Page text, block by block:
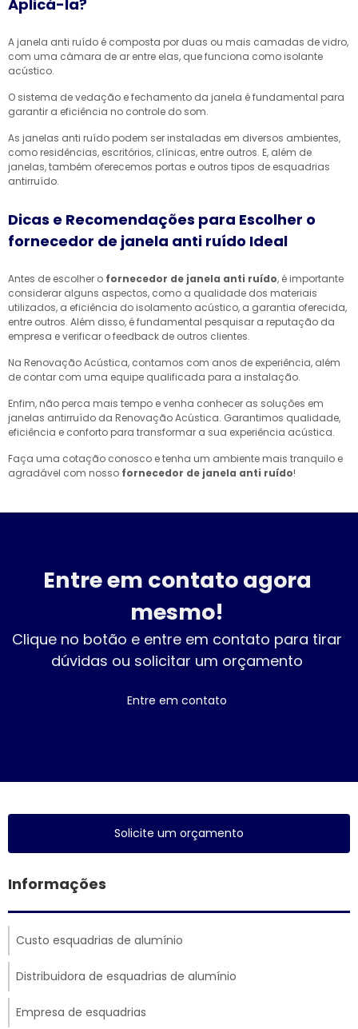
Aplicá-la?
A janela anti ruído é composta por duas ou mais camadas de vidro,
com uma câmara de ar entre elas, que funciona como isolante
acústico.
O sistema de vedação e fechamento da janela é fundamental para
garantir a eficiência no controle do som.
As janelas anti ruído podem ser instaladas em diversos ambientes,
como residências, escritórios, clínicas, entre outros. E, além de
janelas, também oferecemos portas e outros tipos de esquadrias
antirruído.
Dicas e Recomendações para Escolher o
fornecedor de janela anti ruído Ideal
Antes de escolher o fornecedor de janela anti ruído, é importante
considerar alguns aspectos, como a qualidade dos materiais
utilizados, a eficiência do isolamento acústico, a garantia oferecida,
entre outros. Além disso, é fundamental pesquisar a reputação da
empresa e verificar o feedback de outros clientes.
Na Renovação Acústica, contamos com anos de experiência, além
de contar com uma equipe qualificada para a instalação.
Enfim, não perca mais tempo e venha conhecer as soluções em
janelas antirruído da Renovação Acústica. Garantimos qualidade,
eficiência e conforto para transformar a sua experiência acústica.
Faça uma cotação conosco e tenha um ambiente mais tranquilo e
agradável com nosso fornecedor de janela anti ruído!
Entre em contato agora
mesmo!
Clique no botão e entre em contato para tirar
dúvidas ou solicitar um orçamento
Entre em contato
Solicite um orçamento
Informações
Custo esquadrias de alumínio
Distribuidora de esquadrias de alumínio
Empresa de esquadrias